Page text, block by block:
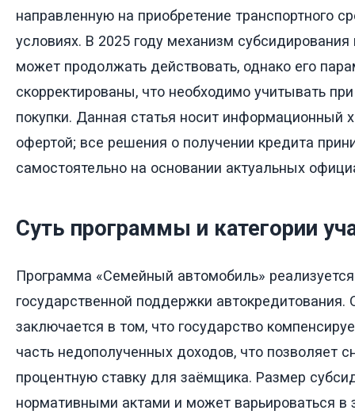
направленную на приобретение транспортного
условиях. В 2025 году механизм субсидирования
может продолжать действовать, однако его
скорректированы, что необходимо учитывать
покупки. Данная статья носит информационный
офертой; все решения о получении кредита
самостоятельно на основании актуальных
Суть программы и категории
Программа «Семейный автомобиль»
государственной поддержки
заключается в том, что государство
часть недополученных доходов, что позволяет
процентную ставку для заёмщика. Размер
нормативными актами и может варьироваться в